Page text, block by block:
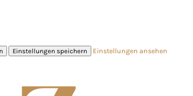
Einstellungen speichern
Einstellungen ansehen